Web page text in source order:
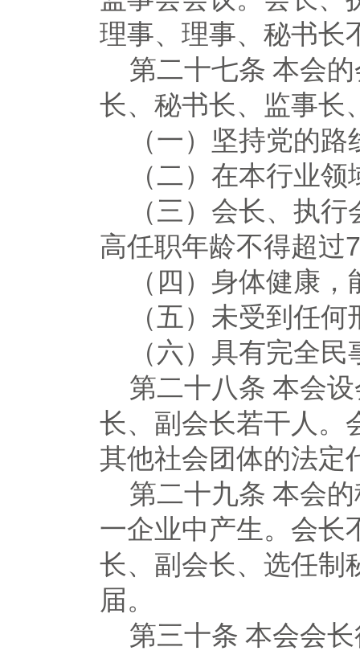
理事、理事、秘书长
第二十七条 本会
长、秘书长、监事长
（一）坚持党的
（二）在本行业
（三）会长、执
高任职年龄不得超过
（四）身体健康
（五）未受到任
（六）具有完全
第二十八条 本会
长、副会长若干人。
其他社会团体的法定
第二十九条 本会
一企业中产生。会长
长、副会长、选任制
届。
第三十条 本会会